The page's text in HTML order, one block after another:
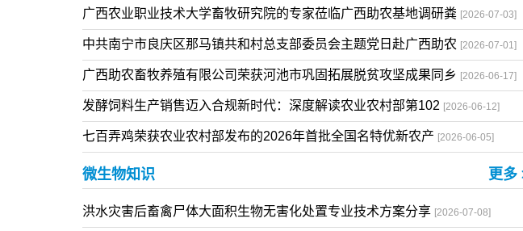
微生物技术赋能种养闭环，生猪养殖走出 “治污亏钱、卖猪靠天[2026-07-29]
广西农业职业技术大学畜牧研究院的专家莅临广西助农基地调研粪[2026-07-03]
中共南宁市良庆区那马镇共和村总支部委员会主题党日赴广西助农[2026-07-01]
广西助农畜牧养殖有限公司荣获河池市巩固拓展脱贫攻坚成果同乡[2026-06-17]
发酵饲料生产销售迈入合规新时代：深度解读农业农村部第102[2026-06-12]
七百弄鸡荣获农业农村部发布的2026年首批全国名特优新农产 [2026-06-05]
微生物知识 更多 >